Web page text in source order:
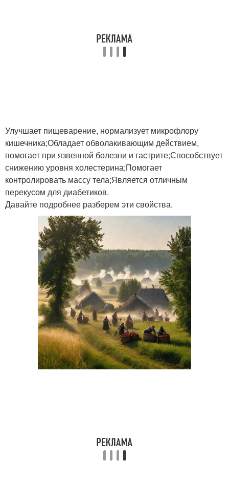
Улучшает пищеварение, нормализует микрофлору
кишечника;Обладает обволакивающим действием,
помогает при язвенной болезни и гастрите;Способствует
снижению уровня холестерина;Помогает
контролировать массу тела;Является отличным
перекусом для диабетиков.
Давайте подробнее разберем эти свойства.